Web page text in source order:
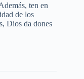
ten en
de los
Dios da dones